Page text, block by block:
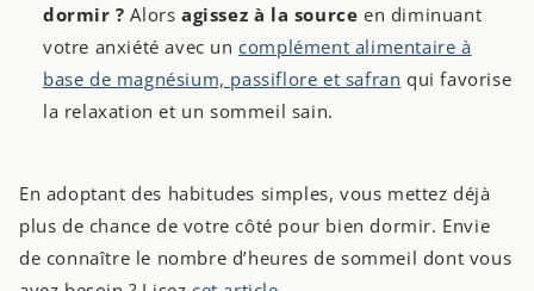
dormir ? Alors agissez à la source en diminuant
votre anxiété avec un complément alimentaire à
base de magnésium, passiflore et safran qui favorise
la relaxation et un sommeil sain.
En adoptant des habitudes simples, vous mettez déjà
plus de chance de votre côté pour bien dormir. Envie
de connaître le nombre d’heures de sommeil dont vous